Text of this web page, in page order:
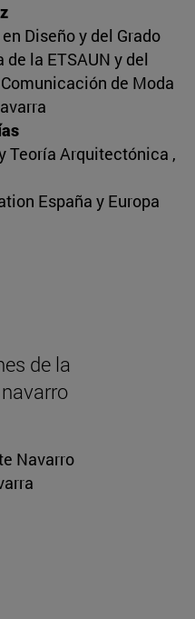
Diseño y del Grado
la ETSAUN y del
de Moda
Teoría Arquitectónica ,
España y Europa
de la
Navarro